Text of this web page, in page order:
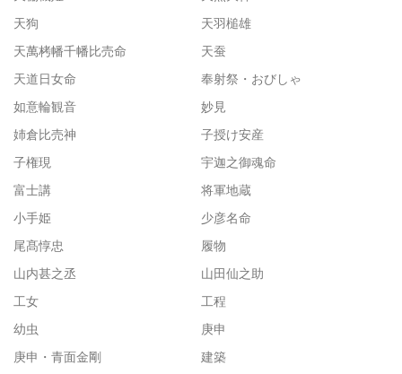
天狗
天羽槌雄
天萬栲幡千幡比売命
天蚕
天道日女命
奉射祭・おびしゃ
如意輪観音
妙見
姉倉比売神
子授け安産
子権現
宇迦之御魂命
富士講
将軍地蔵
小手姫
少彦名命
尾髙惇忠
履物
山内甚之丞
山田仙之助
工女
工程
幼虫
庚申
庚申・青面金剛
建築